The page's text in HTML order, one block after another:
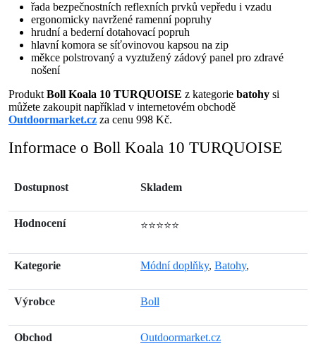
řada bezpečnostních reflexních prvků vepředu i vzadu
ergonomicky navržené ramenní popruhy
hrudní a bederní dotahovací popruh
hlavní komora se síťovinovou kapsou na zip
měkce polstrovaný a vyztužený zádový panel pro zdravé
nošení
Produkt Boll Koala 10 TURQUOISE z kategorie batohy si
můžete zakoupit například v internetovém obchodě
Outdoormarket.cz za cenu 998 Kč.
Informace o Boll Koala 10 TURQUOISE
Dostupnost Skladem
Hodnocení ⭐⭐⭐⭐⭐
Kategorie Módní doplňky, Batohy,
Výrobce Boll
Obchod Outdoormarket.cz